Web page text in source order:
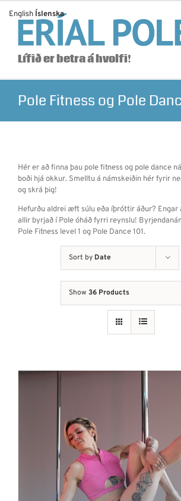
content
Lífið er betra á hvolfi!
Pole Fitness og Pole
Hér er að finna þau pole fitness og pole dance
boði hjá okkur. Smelltu á námskeiðin hér fyrir
og skrá þig!
Hefurðu aldrei æft súlu eða íþróttir áður? Engar
allir byrjað í Pole óháð fyrri reynslu!
Pole Fitness level 1 og Pole Dance 101.
Sort by Date
Show 36 Products
English Íslenska